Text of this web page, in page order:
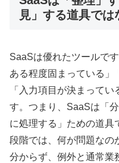
見」する道具では
SaaSは優れたツールで
ある程度固まっている」
「入力項目が決まって
す。つまり、SaaSは「
に処理する」ための道具
段階では、何が問題なの
分からず、例外と通常業